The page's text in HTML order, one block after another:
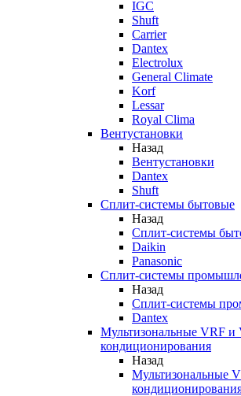
IGC
Shuft
Carrier
Dantex
Electrolux
General Climate
Korf
Lessar
Royal Clima
Вентустановки
Назад
Вентустановки
Dantex
Shuft
Сплит-системы бытовые
Назад
Сплит-системы
Daikin
Panasonic
Сплит-системы
Назад
Сплит-системы
Dantex
Мультизональные VRF и
кондиционирования
Назад
Мультизональные